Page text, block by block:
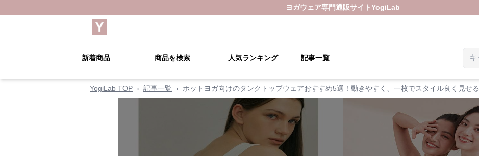
ヨガウェア専門通販サイトYogiLab
新着商品 商品を検索 人気ランキング 記事一覧
YogiLab TOP › 記事一覧 › ホットヨガ向けのタンクトップウェアおすすめ5選！動きやすく、一枚でスタイル良く見せる